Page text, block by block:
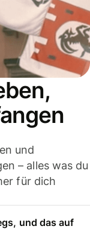
und
– alles was du
für dich
und das auf